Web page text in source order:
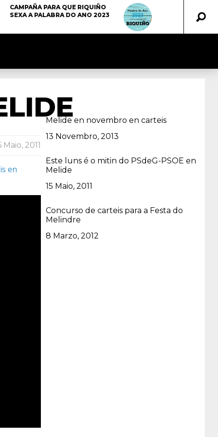
CAMPAÑA PARA QUE RIQUIÑO
SEXA A PALABRA DO ANO 2023
Maio, 2011
en
Melide en novembro en carteis
Data
13 Novembro, 2013
Este luns é o mitin do PSdeG-PSOE en
Melide
Data
15 Maio, 2011
Concurso de carteis para a Festa do
Melindre
Data
8 Marzo, 2012